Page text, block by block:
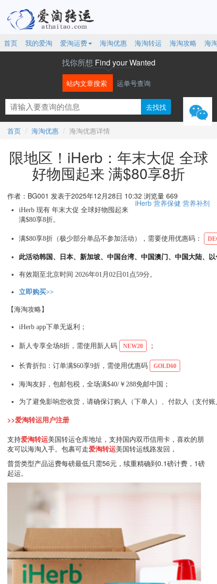
首页 我的爱淘 爱淘运费 海淘优惠 海淘转运 海淘攻略 海
找你所想 Find your Wanted
站内文章搜索 运单号查询
首页 海淘优惠 海淘优惠详情
限地区！iHerb：年末大促 全球
好物囤起来 满$80享8折
作者：BG001 发表于2025年12月28日 10:32 浏览量 669
iHerb 营养保健 营养补剂
iHerb 现有 年末大促 全球好物囤起来
满$80享8折。
满$80享8折（极少部分单品不参加活动），需要使用优惠码：
此活动韩国、日本、新加坡、中国台湾、中国澳门、中国大陆、
有效期至北京时间 2026年01月02日01点59分。
立即购买>>
【海淘攻略】
iHerb app下单无返利；
新人专享全场8折，需使用新人码 NEW20 ；
长青折扣：订单满$60享9折，需使用优惠码 GOLD60
海淘友好，包邮包税，全场满$40/￥288免邮中国；
为了避免影响您收货，请确保订购人（下单人）、付款人（支付
>>爱淘转运用户注册
支持爱淘转运美国转运仓库地址，支持国内双币信用卡，喜欢的朋
友可以海淘入手。包裹可走爱淘转运美国转运线路发回，
普货类型产品运费每磅最低只需56元，续重精确到0.1磅计费，1磅
起运。